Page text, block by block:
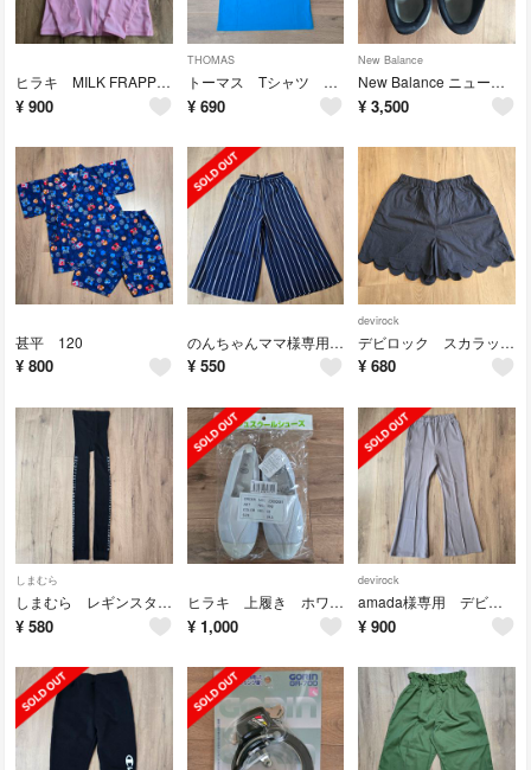
ヒラキ MILK FRAPPE ラッシュガード ピンク 160
¥ 900
THOMAS
トーマス Tシャツ 120
¥ 690
New Balance
New Balance ニューバランス 413 v3 25.5cm BLACK…
¥ 3,500
甚平 120
¥ 800
のんちゃんママ様専用 paint set ガウチョパンツ 150
¥ 550
devirock
デビロック スカラップショートパンツ 160
¥ 680
しまむら
しまむら レギンスタイツ 140
¥ 580
ヒラキ 上履き ホワイトメッシュ 24.5㎝
¥ 1,000
devirock
amada様専用 デビロック フレアパンツ ピンクグレージュ 160
¥ 900